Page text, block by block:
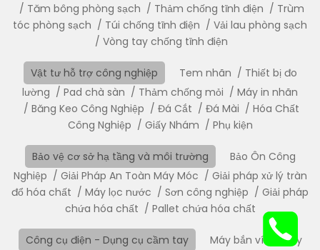
Tăm bông phòng sạch
Thảm chống tĩnh điện
Trùm
tóc phòng sạch
Túi chống tĩnh điện
Vải lau phòng sạch
Vòng tay chống tĩnh điện
Vật tư hỗ trợ công nghiệp Tem nhãn
Thiết bị đo
lường
Pad chà sàn Thảm chống mỏi
Máy in nhãn
Băng Keo Công Nghiệp
Đá Cắt Đá Mài
Hóa Chất
Công Nghiệp
Giấy Nhám Phụ kiện
Bảo vệ cơ sở hạ tầng và môi trường
Bảo Ôn Công
Nghiệp
Giải Pháp An Toàn Máy Móc
Giải pháp xử lý tràn
đổ hóa chất
Máy lọc nước Sơn công nghiệp
Giải pháp
chứa hóa chất
Pallet chứa hóa chất
Công cụ điện - Dụng cụ cầm tay Máy bắn vít Máy